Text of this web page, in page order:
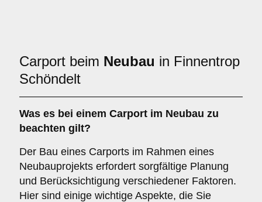
Carport beim Neubau in Finnentrop
Schöndelt
Was es bei einem Carport im Neubau zu
beachten gilt?
Der Bau eines Carports im Rahmen eines
Neubauprojekts erfordert sorgfältige Planung
und Berücksichtigung verschiedener Faktoren.
Hier sind einige wichtige Aspekte, die Sie